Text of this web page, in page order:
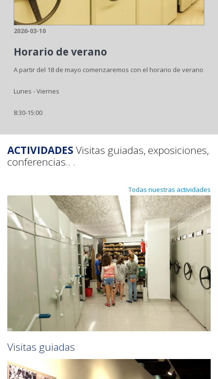
2026-03-10
Horario de verano
A partir del 18 de mayo comenzaremos con el horario de verano
Lunes - Viernes
8:30-15:00
ACTIVIDADES Visitas guiadas, exposiciones,
conferencias.. .
Todas nuestras actividades
Visitas guiadas